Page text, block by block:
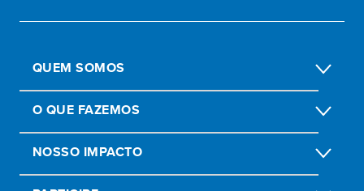
QUEM SOMOS
O QUE FAZEMOS
NOSSO IMPACTO